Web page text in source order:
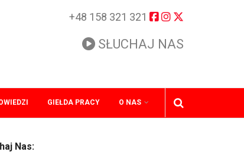
+48 158 321 321
SŁUCHAJ NAS
GIEŁDA PRACY O NAS
Nas: